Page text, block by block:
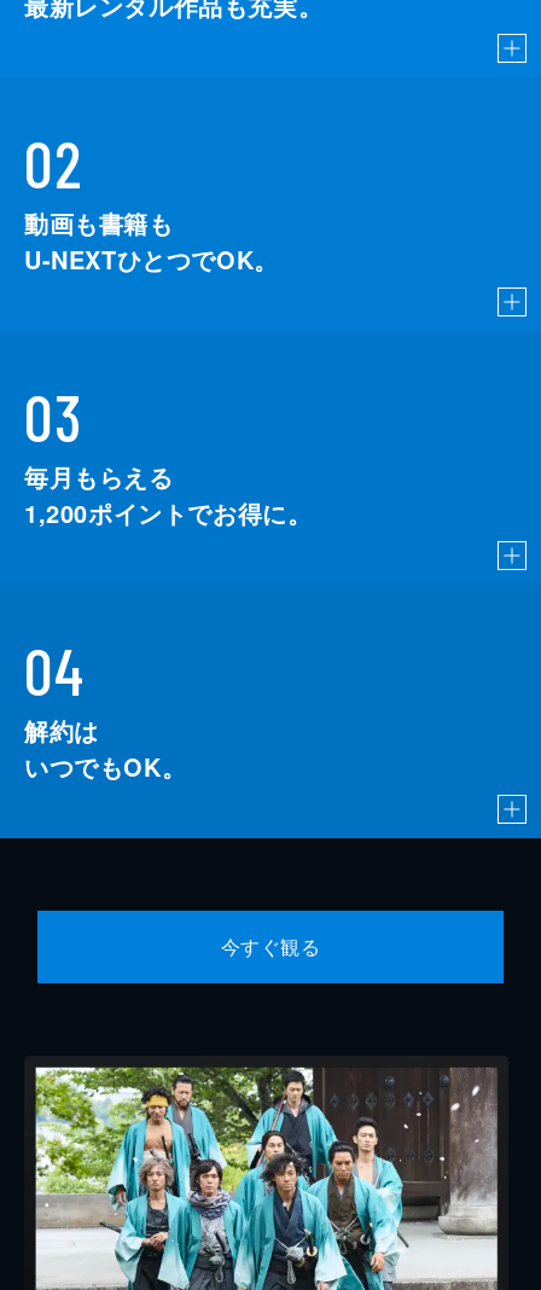
02
動画も書籍も
U-NEXTひとつでOK。
03
毎月もらえる
1,200ポイントでお得に。
04
解約は
いつでもOK。
今すぐ観る